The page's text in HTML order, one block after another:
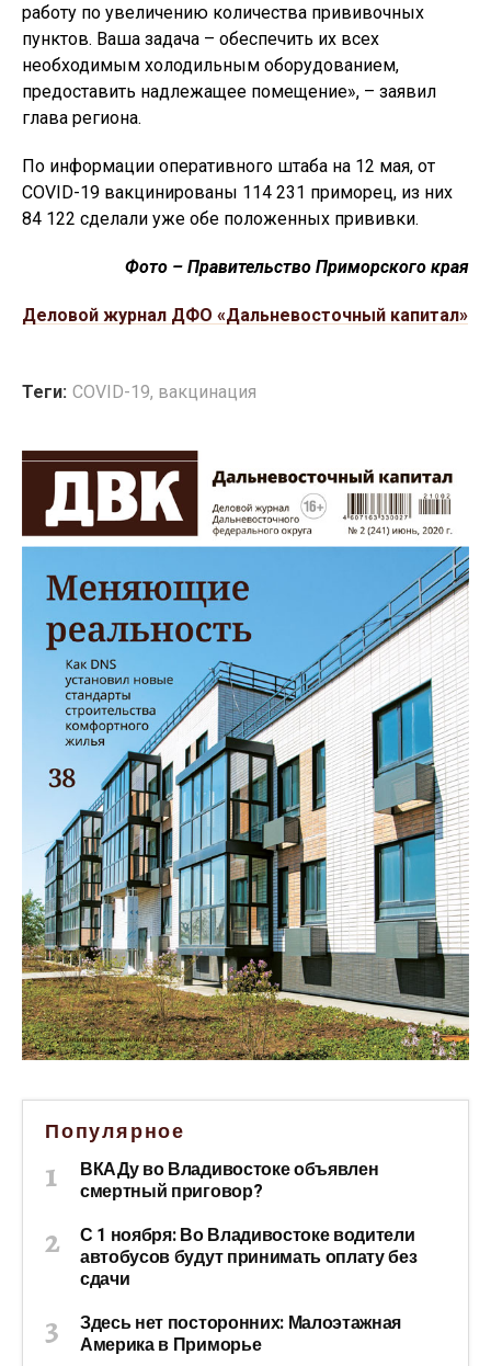
работу по увеличению количества прививочных
пунктов. Ваша задача – обеспечить их всех
необходимым холодильным оборудованием,
предоставить надлежащее помещение», – заявил
глава региона.
По информации оперативного штаба на 12 мая, от
COVID-19 вакцинированы 114 231 приморец, из них
84 122 сделали уже обе положенных прививки.
Фото – Правительство Приморского края
Деловой журнал ДФО «Дальневосточный капитал»
Теги: COVID-19, вакцинация
Популярное
ВКАДу во Владивостоке объявлен
смертный приговор?
С 1 ноября: Во Владивостоке водители
автобусов будут принимать оплату без
сдачи
Здесь нет посторонних: Малоэтажная
Америка в Приморье